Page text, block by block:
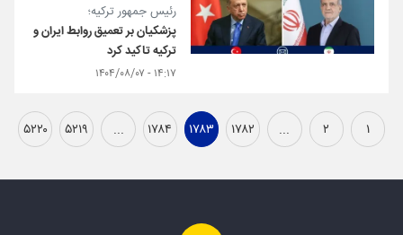
رئیس جمهور ترکیه؛
پزشکیان بر تعمیق روابط ایران و
ترکیه تاکید کرد
۱۴:۱۷ - ۱۴۰۴/۰۸/۰۷
۱ ۲ ... ۱۷۸۲ ۱۷۸۳ ۱۷۸۴ ... ۵۲۱۹ ۵۲۲۰